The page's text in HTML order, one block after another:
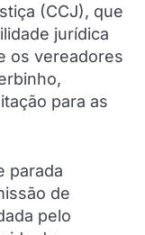
(CCJ), que
jurídica
os vereadores
para as
parada
de
pelo